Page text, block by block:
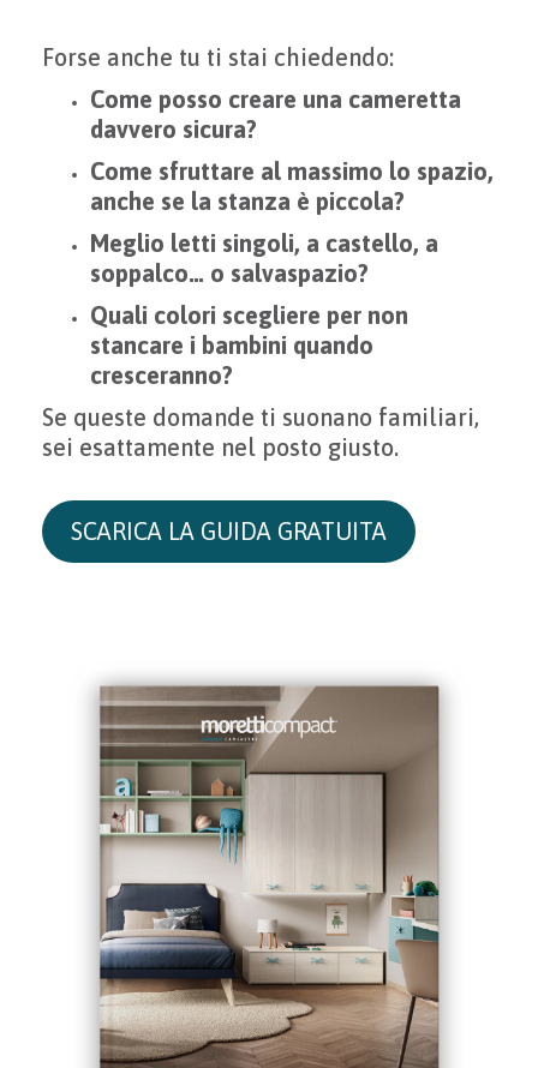
Forse anche tu ti stai chiedendo:
Come posso creare una cameretta
davvero sicura?
Come sfruttare al massimo lo spazio,
anche se la stanza è piccola?
Meglio letti singoli, a castello, a
soppalco… o salvaspazio?
Quali colori scegliere per non
stancare i bambini quando
cresceranno?
Se queste domande ti suonano familiari,
sei esattamente nel posto giusto.
SCARICA LA GUIDA GRATUITA